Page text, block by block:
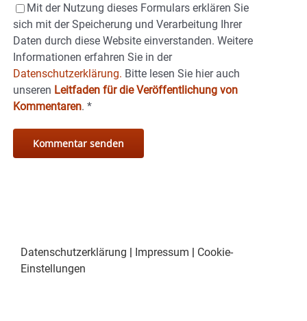
Mit der Nutzung dieses Formulars erklären Sie
sich mit der Speicherung und Verarbeitung Ihrer
Daten durch diese Website einverstanden. Weitere
Informationen erfahren Sie in der
Datenschutzerklärung. Bitte lesen Sie hier auch
unseren Leitfaden für die Veröffentlichung von
Kommentaren. *
Datenschutzerklärung | Impressum | Cookie-
Einstellungen